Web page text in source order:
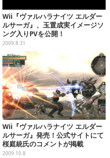
Wii『ヴァルハラナイツ エルダー
ルサーガ』、玉置成実イメージソ
ング入りPVを公開！
2009.8.31
Wii『ヴァルハラナイツ エルダー
ルサーガ』発売！公式サイトにて
桜庭統氏のコメントが掲載
2009.10.8